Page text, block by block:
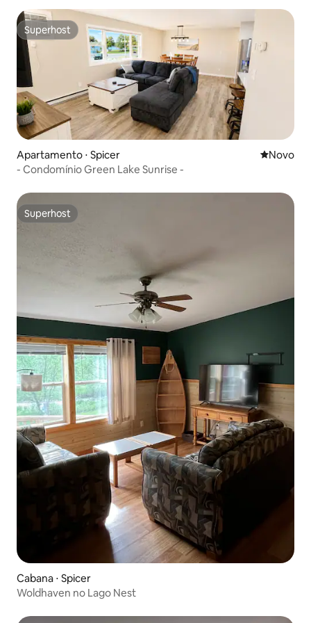
Superhost
Superhost
Apartamento ⋅ Spicer Novo
Novo
- Condomínio Green Lake Sunrise -
Superhost
Superhost
Cabana ⋅ Spicer
Woldhaven no Lago Nest